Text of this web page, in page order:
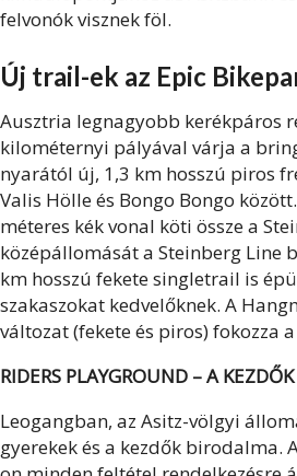
felvonók visznek föl.
Új trail-ek az Epic
Ausztria legnagyobb kerékpáros
kilométernyi pályával várja a
nyarától új, 1,3 km hosszú piros
Valis Hölle és Bongo Bongo
méteres kék vonal köti össze a
középállomását a Steinberg Line
km hosszú fekete singletrail is
szakaszokat kedvelőknek. A
változat (fekete és piros) fokozza
RIDERS PLAYGROUND – A
Leogangban, az Asitz-völgyi
gyerekek és a kezdők birodalma.